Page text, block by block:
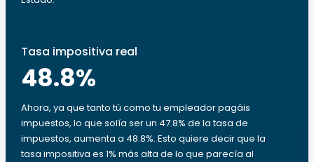
Tasa impositiva real
48.8%
Ahora, ya que tanto tú como tu empleador pagáis
impuestos, lo que solía ser un 47.8% de la tasa de
impuestos, aumenta a 48.8%. Esto quiere decir que la
tasa impositiva es 1% más alta de lo que parecía al